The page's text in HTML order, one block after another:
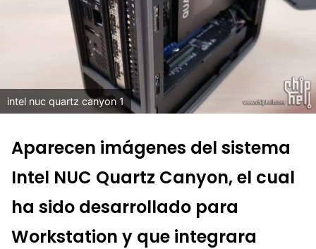
intel nuc quartz canyon 1
Aparecen imágenes del sistema
Intel NUC Quartz Canyon, el cual
ha sido desarrollado para
Workstation y que integrara